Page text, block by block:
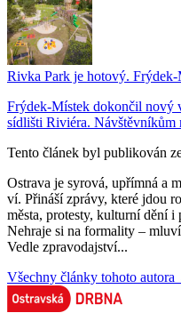
Rivka Park je hotový.
Frýdek-Místek dokončil nový
sídlišti Riviéra. Návštěvníkům
Tento článek byl publikován
Ostrava je syrová, upřímná a
ví. Přináší zprávy, které jdou
města, protesty, kulturní dění
Nehraje si na formality –
Vedle zpravodajství...
Všechny články tohoto